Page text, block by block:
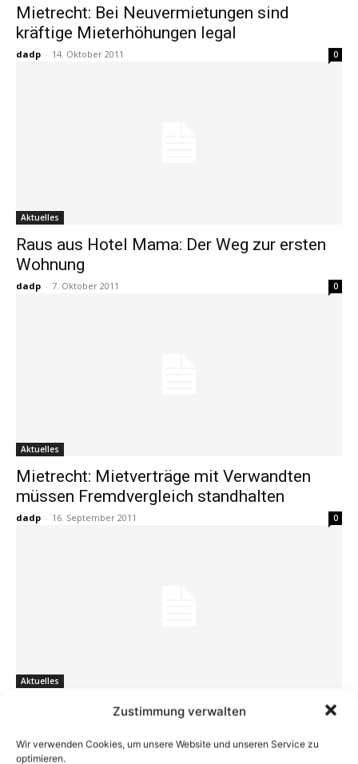
Zustimmung verwalten
Wir verwenden Cookies, um unsere Website und unseren Service zu
optimieren.
Mietrecht: Bei Neuvermietungen sind
kräftige Mieterhöhungen legal
dadp - 14. Oktober 2011 0
Aktuelles
Raus aus Hotel Mama: Der Weg zur ersten
Wohnung
dadp - 7. Oktober 2011 0
Aktuelles
Mietrecht: Mietverträge mit Verwandten
müssen Fremdvergleich standhalten
dadp - 16. September 2011 0
Aktuelles
Rechtstipp: Neuester Mietspiegel für
dadp - 26. August 2011